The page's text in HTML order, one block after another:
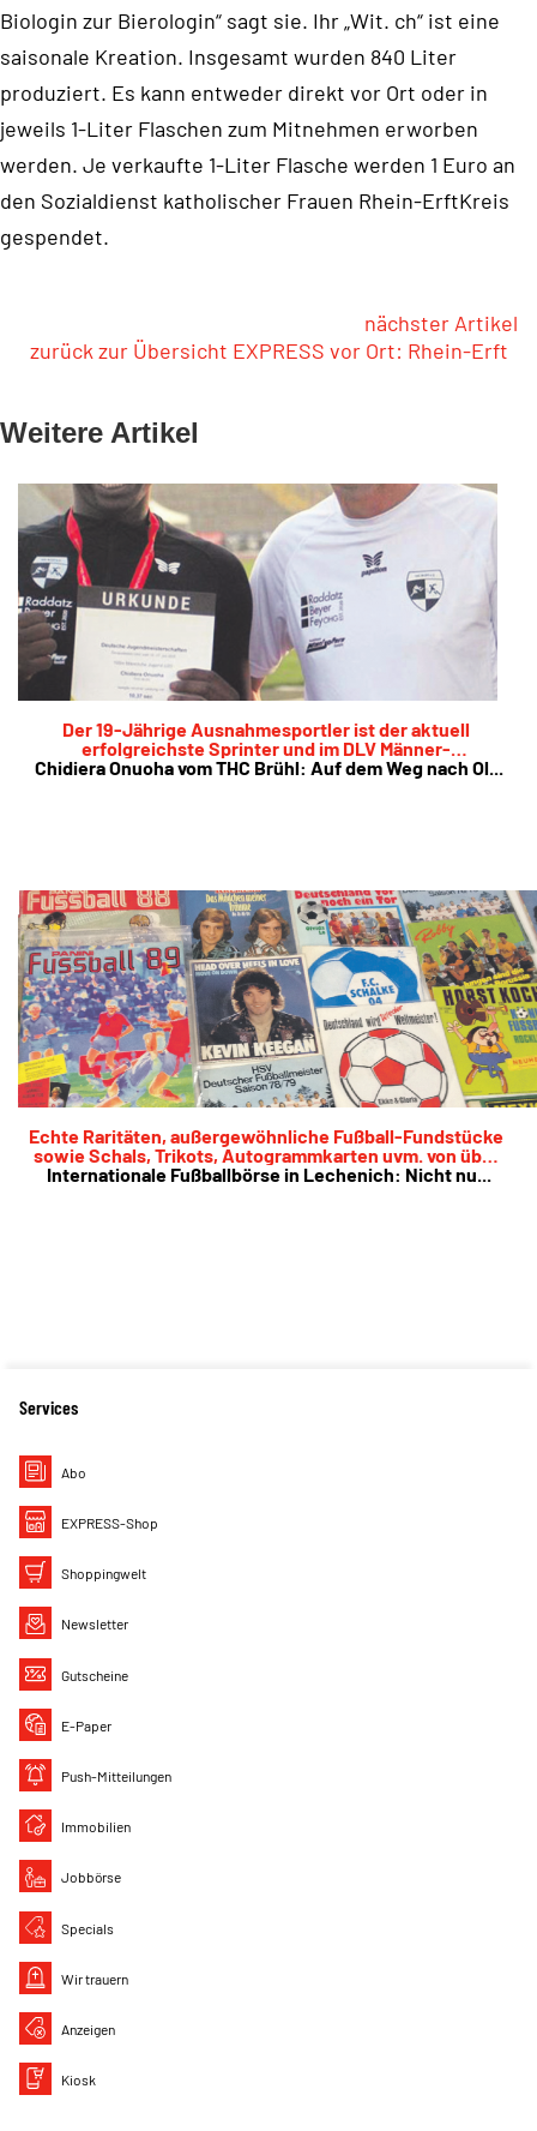
Biologin zur Bierologin“ sagt sie. Ihr „Wit. ch“ ist eine
saisonale Kreation. Insgesamt wurden 840 Liter
produziert. Es kann entweder direkt vor Ort oder in
jeweils 1-Liter Flaschen zum Mitnehmen erworben
werden. Je verkaufte 1-Liter Flasche werden 1 Euro an
den Sozialdienst katholischer Frauen Rhein-ErftKreis
gespendet.
nächster Artikel
zurück zur Übersicht EXPRESS vor Ort: Rhein-Erft
Weitere Artikel
Der 19-Jährige Ausnahmesportler ist der aktuell
erfolgreichste Sprinter und im DLV Männer-
Perspektivkader angekommen
Chidiera Onuoha vom THC Brühl: Auf dem Weg nach Ol...
Echte Raritäten, außergewöhnliche Fußball-Fundstücke
sowie Schals, Trikots, Autogrammkarten uvm. von über
100 Ausstellern am 07. Mai
Internationale Fußballbörse in Lechenich: Nicht nu...
Services
Abo
EXPRESS-Shop
Shoppingwelt
Newsletter
Gutscheine
E-Paper
Push-Mitteilungen
Immobilien
Jobbörse
Specials
Wir trauern
Anzeigen
Kiosk